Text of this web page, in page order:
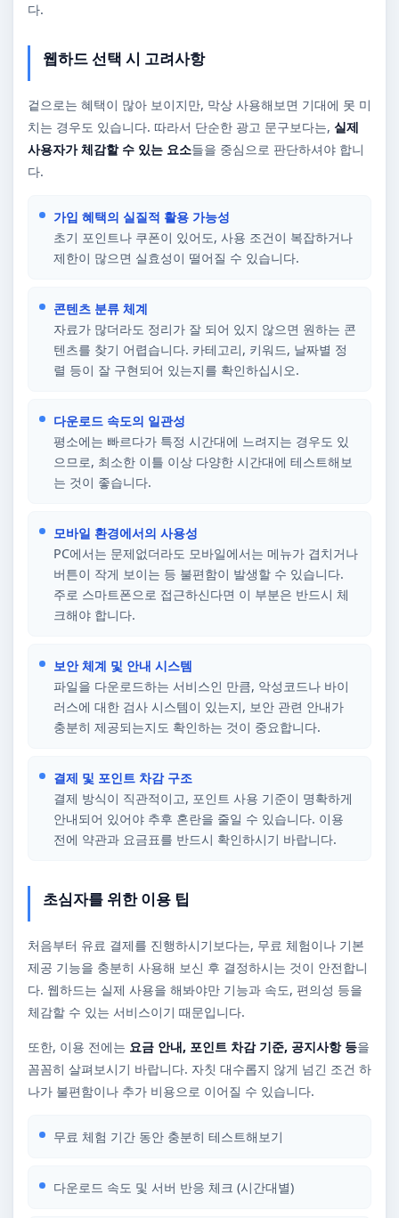
다.
웹하드 선택 시 고려사항
겉으로는 혜택이 많아 보이지만, 막상 사용해보면 기대에 못 미
치는 경우도 있습니다. 따라서 단순한 광고 문구보다는, 실제
사용자가 체감할 수 있는 요소들을 중심으로 판단하셔야 합니
다.
가입 혜택의 실질적 활용 가능성
초기 포인트나 쿠폰이 있어도, 사용 조건이 복잡하거나
제한이 많으면 실효성이 떨어질 수 있습니다.
콘텐츠 분류 체계
자료가 많더라도 정리가 잘 되어 있지 않으면 원하는 콘
텐츠를 찾기 어렵습니다. 카테고리, 키워드, 날짜별 정
렬 등이 잘 구현되어 있는지를 확인하십시오.
다운로드 속도의 일관성
평소에는 빠르다가 특정 시간대에 느려지는 경우도 있
으므로, 최소한 이틀 이상 다양한 시간대에 테스트해보
는 것이 좋습니다.
모바일 환경에서의 사용성
PC에서는 문제없더라도 모바일에서는 메뉴가 겹치거나
버튼이 작게 보이는 등 불편함이 발생할 수 있습니다.
주로 스마트폰으로 접근하신다면 이 부분은 반드시 체
크해야 합니다.
보안 체계 및 안내 시스템
파일을 다운로드하는 서비스인 만큼, 악성코드나 바이
러스에 대한 검사 시스템이 있는지, 보안 관련 안내가
충분히 제공되는지도 확인하는 것이 중요합니다.
결제 및 포인트 차감 구조
결제 방식이 직관적이고, 포인트 사용 기준이 명확하게
안내되어 있어야 추후 혼란을 줄일 수 있습니다. 이용
전에 약관과 요금표를 반드시 확인하시기 바랍니다.
초심자를 위한 이용 팁
처음부터 유료 결제를 진행하시기보다는, 무료 체험이나 기본
제공 기능을 충분히 사용해 보신 후 결정하시는 것이 안전합니
다. 웹하드는 실제 사용을 해봐야만 기능과 속도, 편의성 등을
체감할 수 있는 서비스이기 때문입니다.
또한, 이용 전에는 요금 안내, 포인트 차감 기준, 공지사항 등을
꼼꼼히 살펴보시기 바랍니다. 자칫 대수롭지 않게 넘긴 조건 하
나가 불편함이나 추가 비용으로 이어질 수 있습니다.
무료 체험 기간 동안 충분히 테스트해보기
다운로드 속도 및 서버 반응 체크 (시간대별)